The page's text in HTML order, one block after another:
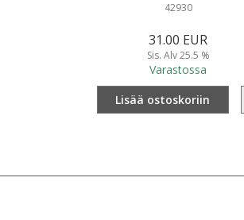
42930
31.00 EUR
Sis. Alv 25.5 %
Varastossa
Lisää ostoskoriin